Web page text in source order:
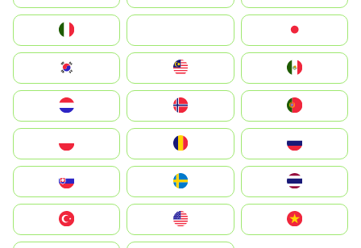
South Korea
United States